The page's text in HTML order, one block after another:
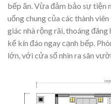
bếp ăn. Vừa đảm bảo sự tiện
uống chung của các thành
giác nhà rộng rãi, thoáng
kế kín đáo ngay cạnh bếp.
lớn, với cửa sổ nhìn ra sân